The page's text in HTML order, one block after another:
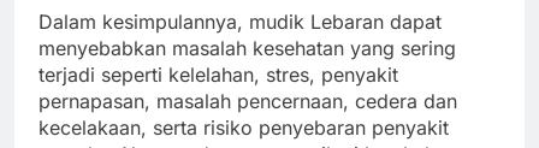
Dalam kesimpulannya, mudik Lebaran dapat
menyebabkan masalah kesehatan yang sering
terjadi seperti kelelahan, stres, penyakit
pernapasan, masalah pencernaan, cedera dan
kecelakaan, serta risiko penyebaran penyakit